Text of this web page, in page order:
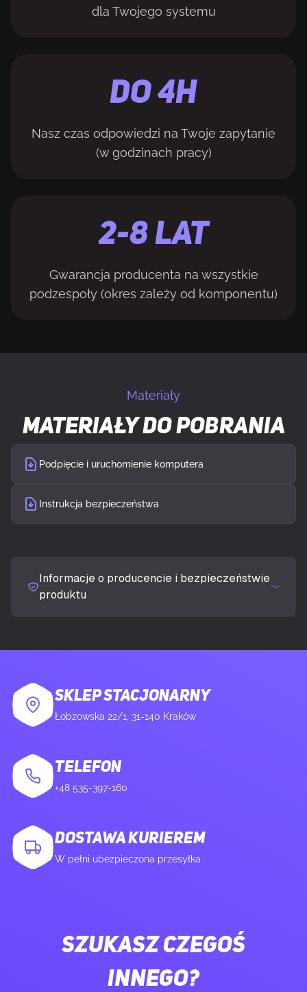
dla Twojego systemu
Do 4H
Nasz czas odpowiedzi na Twoje zapytanie
(w godzinach pracy)
2-8 LAT
Gwarancja producenta na wszystkie
podzespoły (okres zależy od komponentu)
Materiały
Materiały do pobrania
Podpięcie i uruchomienie komputera
Instrukcja bezpieczeństwa
Informacje o producencie i bezpieczeństwie
produktu
SKLEP STACJONARNY
Łobzowska 22/1, 31-140 Kraków
TELEFON
+48 535-397-160
DOSTAWA KURIEREM
W pełni ubezpieczona przesyłka
SZUKASZ CZEGOŚ
INNEGO?